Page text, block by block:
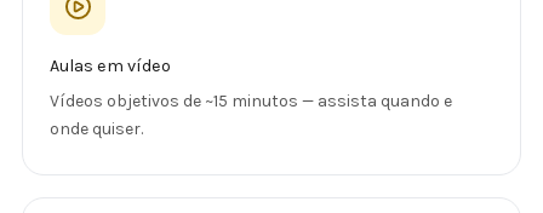
Aulas em vídeo
Vídeos objetivos de ~15 minutos — assista quando e
onde quiser.